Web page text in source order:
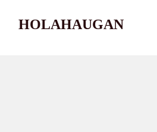
HOLAHAUGAN